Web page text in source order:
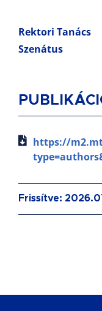
Rektori Tanács
Szenátus
https://
Frissítve: